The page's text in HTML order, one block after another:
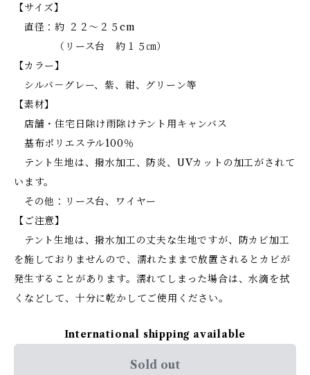
【サイズ】
直径：約 ２２～２５cm
（リース台 約１５㎝）
【カラー】
シルバ－グレー、紫、紺、グリーン等
【素材】
店舗・住宅日除け雨除けテント用キャンバス
基布ポリエステル100％
テント生地は、撥水加工、防炎、UVカットの加工がされて
います。
その他：リース台、ワイヤー
【ご注意】
テント生地は、撥水加工の丈夫な生地ですが、防カビ加工
を施しておりませんので、濡れたままで放置されるとカビが
発生することがあります。濡れてしまった場合は、水滴を拭
くなどして、十分に乾かしてご使用ください。
International shipping available
Sold out